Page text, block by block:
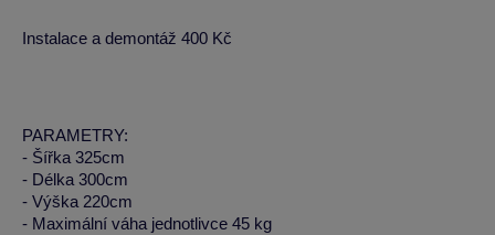
Instalace a demontáž 400 Kč
PARAMETRY:
- Šířka 325cm
- Délka 300cm
- Výška 220cm
- Maximální váha jednotlivce 45 kg